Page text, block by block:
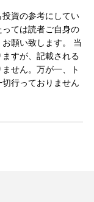
資の参考にしてい
ては読者ご自身の
願い致します。 当
すが、記載される
せん。万が一、ト
行っておりません